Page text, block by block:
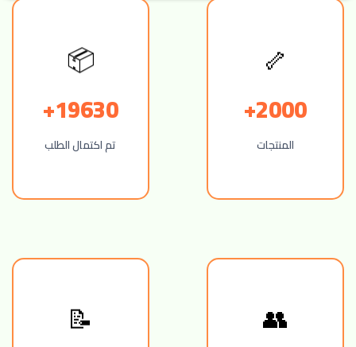
🦴
2000+
المنتجات
📦
19630+
تم اكتمال الطلب
👥
📝